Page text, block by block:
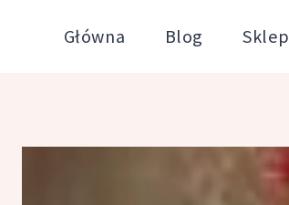
Główna Blog Sklep